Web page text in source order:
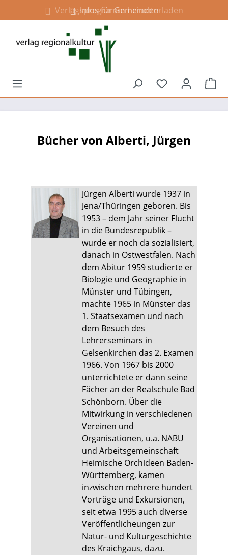
springenVerlagsprogramm herunterladen
Infos für Gemeinden
Du hast 0
Bücher von Alberti, Jürgen
Jürgen Alberti wurde 1937 in
Jena/Thüringen geboren. Bis
1953 – dem Jahr seiner Flucht
in die Bundesrepublik –
wurde er noch da sozialisiert,
danach in Ostwestfalen. Nach
dem Abitur 1959 studierte er
Biologie und Geographie in
Münster und Tübingen,
machte 1965 in Münster das
1. Staatsexamen und nach
dem Besuch des
Lehrerseminars in
Gelsenkirchen das 2. Examen
1966. Von 1967 bis 2000
unterrichtete er dann seine
Fächer an der Realschule Bad
Schönborn. Über die
Mitwirkung in verschiedenen
Vereinen und
Organisationen, u.a. NABU
und Arbeitsgemeinschaft
Heimische Orchideen Baden-
Württemberg, kamen
inzwischen mehrere hundert
Vorträge und Exkursionen,
seit etwa 1995 auch diverse
Veröffentlicheungen zur
Natur- und Kulturgeschichte
des Kraichgaus, dazu.